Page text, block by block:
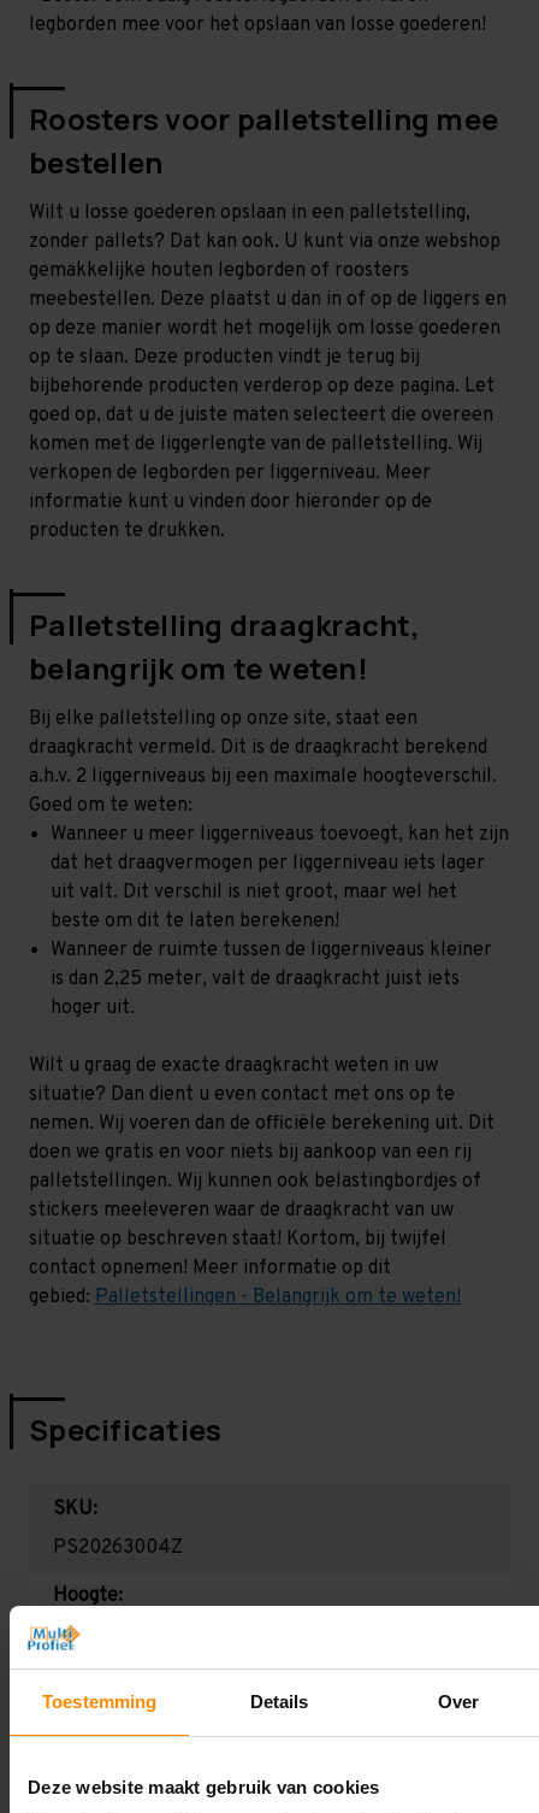
Toestemming Details Over
Deze website maakt gebruik van cookies
legborden mee voor het opslaan van losse goederen!
Roosters voor palletstelling mee
bestellen
Wilt u losse goederen opslaan in een palletstelling,
zonder pallets? Dat kan ook. U kunt via onze webshop
gemakkelijke houten legborden of roosters
meebestellen. Deze plaatst u dan in of op de liggers en
op deze manier wordt het mogelijk om losse goederen
op te slaan. Deze producten vindt je terug bij
bijbehorende producten verderop op deze pagina. Let
goed op, dat u de juiste maten selecteert die overeen
komen met de liggerlengte van de palletstelling. Wij
verkopen de legborden per liggerniveau. Meer
informatie kunt u vinden door hieronder op de
producten te drukken.
Palletstelling draagkracht,
belangrijk om te weten!
Bij elke palletstelling op onze site, staat een
draagkracht vermeld. Dit is de draagkracht berekend
a.h.v. 2 liggerniveaus bij een maximale hoogteverschil.
Goed om te weten:
Wanneer u meer liggerniveaus toevoegt, kan het zijn
dat het draagvermogen per liggerniveau iets lager
uit valt. Dit verschil is niet groot, maar wel het
beste om dit te laten berekenen!
Wanneer de ruimte tussen de liggerniveaus kleiner
is dan 2,25 meter, valt de draagkracht juist iets
hoger uit.
Wilt u graag de exacte draagkracht weten in uw
situatie? Dan dient u even contact met ons op te
nemen. Wij voeren dan de officiële berekening uit. Dit
doen we gratis en voor niets bij aankoop van een rij
palletstellingen. Wij kunnen ook belastingbordjes of
stickers meeleveren waar de draagkracht van uw
situatie op beschreven staat! Kortom, bij twijfel
contact opnemen! Meer informatie op dit
gebied: Palletstellingen - Belangrijk om te weten!
Specificaties
SKU:
PS20263004Z
Hoogte:
2.000 mm